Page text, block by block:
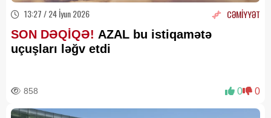
13:27 / 24 İyun 2026 CƏMİYYƏT
SON DƏQİQƏ! AZAL bu istiqamətə
uçuşları ləğv etdi
858 0 0